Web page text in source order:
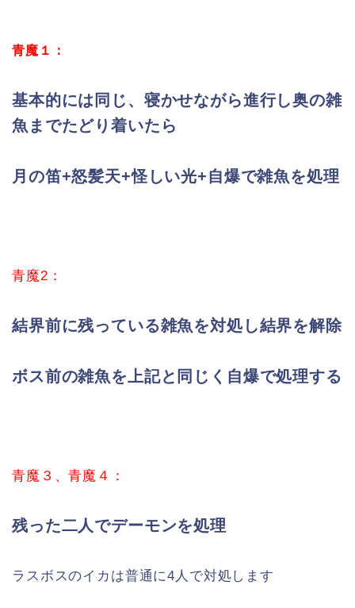
青魔１：
基本的には同じ、寝かせながら進行し奥の雑
魚までたどり着いたら
月の笛+怒髪天+怪しい光+自爆で雑魚を処理
青魔2：
結界前に残っている雑魚を対処し結界を解除
ボス前の雑魚を上記と同じく自爆で処理する
青魔３、青魔４：
残った二人でデーモンを処理
ラスボスのイカは普通に4人で対処します